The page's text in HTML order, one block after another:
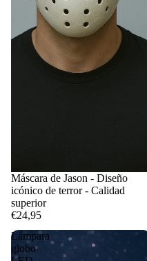
Máscara de Jason - Diseño
icónico de terror - Calidad
superior
€24,95
Lámpara
globo